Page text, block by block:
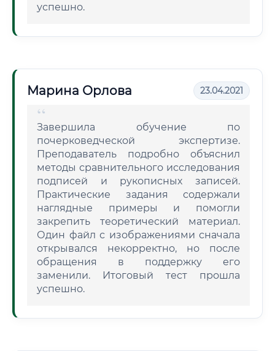
успешно.
Марина Орлова 23.04.2021
Завершила обучение по
почерковедческой экспертизе.
Преподаватель подробно объяснил
методы сравнительного исследования
подписей и рукописных записей.
Практические задания содержали
наглядные примеры и помогли
закрепить теоретический материал.
Один файл с изображениями сначала
открывался некорректно, но после
обращения в поддержку его
заменили. Итоговый тест прошла
успешно.